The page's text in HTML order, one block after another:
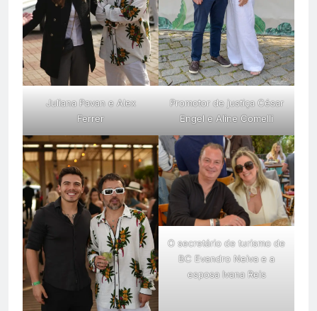
Juliana Pavan e Alex
Ferrer
Promotor de justiça César
Engel e Aline Comelli
O secretário de turismo de
BC Evandro Neiva e a
esposa Ivana Reis